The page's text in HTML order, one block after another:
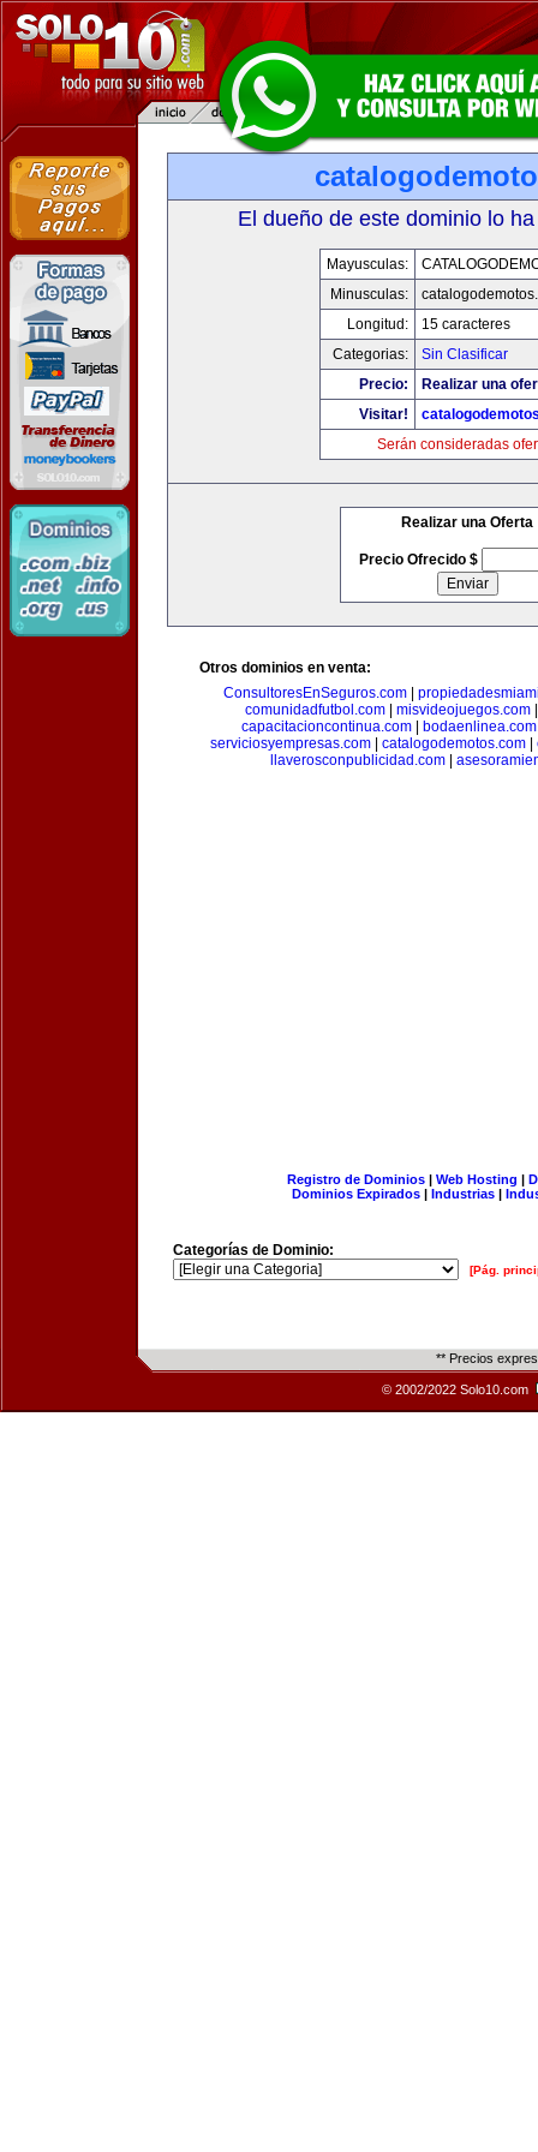
El dueño de este dominio lo
Mayusculas:
Minusculas:
Longitud:
15 caracteres
Categorias:
Sin Clasificar
Precio:
Realizar una
Visitar!
Serán consideradas
Realizar una Oferta
Precio Ofrecido $
Otros dominios en venta:
ConsultoresEnSeguros.com
comunidadfutbol.com| misvideojuegos.com
capacitacioncontinua.com
bodaenlinea.com
serviciosyempresas.com
catalogodemotos.com
llaverosconpublicidad.com|
Registro de Dominios| Web Hosting |
Dominios Expirados | Industrias |
Categorías de Dominio:
[Pág.
** Precios
© 2002/2022 Solo10.com